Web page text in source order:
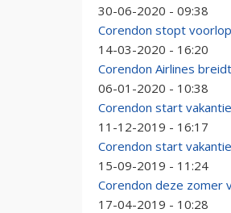
30-06-2020 - 09:38
Corendon stopt
14-03-2020 - 16:20
Corendon Airlines
06-01-2020 - 10:38
Corendon start
11-12-2019 - 16:17
Corendon start
15-09-2019 - 11:24
Corendon deze zomer
17-04-2019 - 10:28